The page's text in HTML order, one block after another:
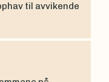
til avvikende